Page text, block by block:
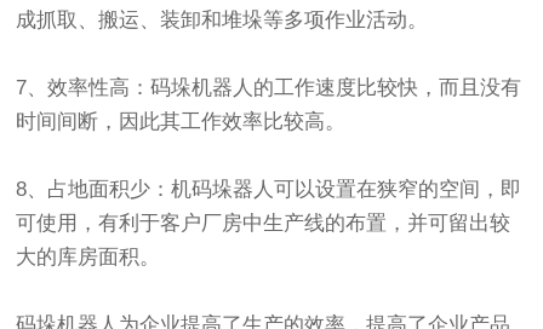
成抓取、搬运、装卸和堆垛等多项作业活动。
7、效率性高：码垛机器人的工作速度比较快，而且没有
时间间断，因此其工作效率比较高。
8、占地面积少：机码垛器人可以设置在狭窄的空间，即
可使用，有利于客户厂房中生产线的布置，并可留出较
大的库房面积。